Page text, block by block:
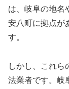
は、岐阜の地名
安八町に拠点が
す。
しかし、これら
法業者です。岐